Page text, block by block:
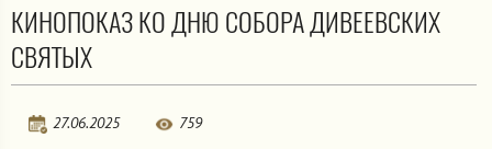
КИНОПОКАЗ КО ДНЮ СОБОРА ДИВЕЕВСКИХ
СВЯТЫХ
27.06.2025 759